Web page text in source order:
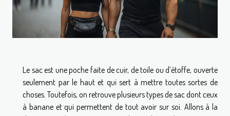
Le sac est une poche faite de cuir, de toile ou d’étoffe, ouverte
seulement par le haut et qui sert à mettre toutes sortes de
choses. Toutefois, on retrouve plusieurs types de sac dont ceux
à banane et qui permettent de tout avoir sur soi. Allons à la